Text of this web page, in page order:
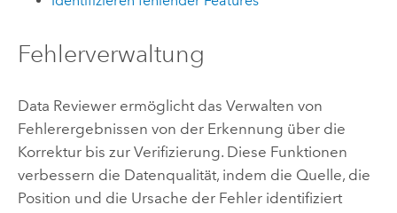
Fehlerverwaltung
Data Reviewerermöglicht das Verwalten von
Fehlerergebnissen von der Erkennung über die
Korrektur bis zur Verifizierung. Diese Funktionen
verbessern die Datenqualität, indem die Quelle, die
Position und die Ursache der Fehler identifiziert